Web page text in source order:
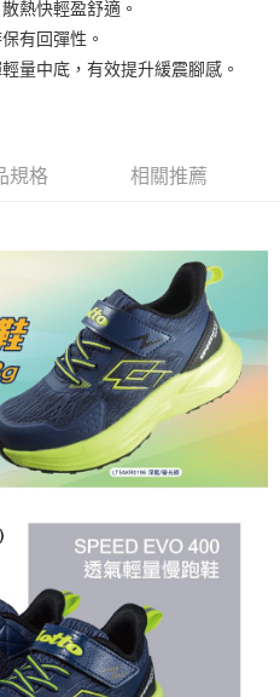
)免運費
熱快輕盈舒適。
有回彈性。
量中底，有效提升緩震腳感。
規格 相關推薦